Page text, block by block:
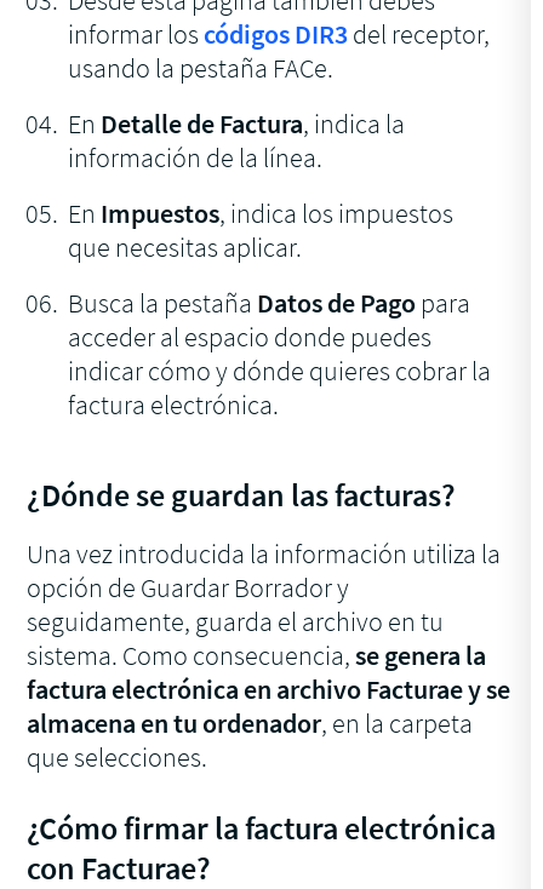
informar los códigos DIR3del receptor,
usando la pestaña FACe.
En Detalle de Factura, indica la
información de la línea.
En Impuestos, indica los impuestos
que necesitas aplicar.
Busca la pestaña Datos de Pago para
acceder al espacio donde puedes
indicar cómo y dónde quieres cobrar la
factura electrónica.
¿Dónde se guardan las facturas?
Una vez introducida la información utiliza la
opción de Guardar Borrador y
seguidamente, guarda el archivo en tu
sistema. Como consecuencia,se genera la
factura electrónica en archivo Facturae y se
almacena en tu ordenador, en la carpeta
que selecciones.
¿Cómo firmar la factura electrónica
con Facturae?